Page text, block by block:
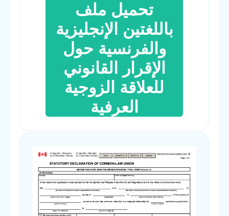
تحميل ملف
باللغتين الإنجليزية
والفرنسية حول
الإقرار القانوني
للعلاقة الزوجية
العرفية